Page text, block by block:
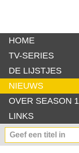
HOME
TV-SERIES
DE LIJSTJES
NIEUWS
OVER SEASON 1
LINKS